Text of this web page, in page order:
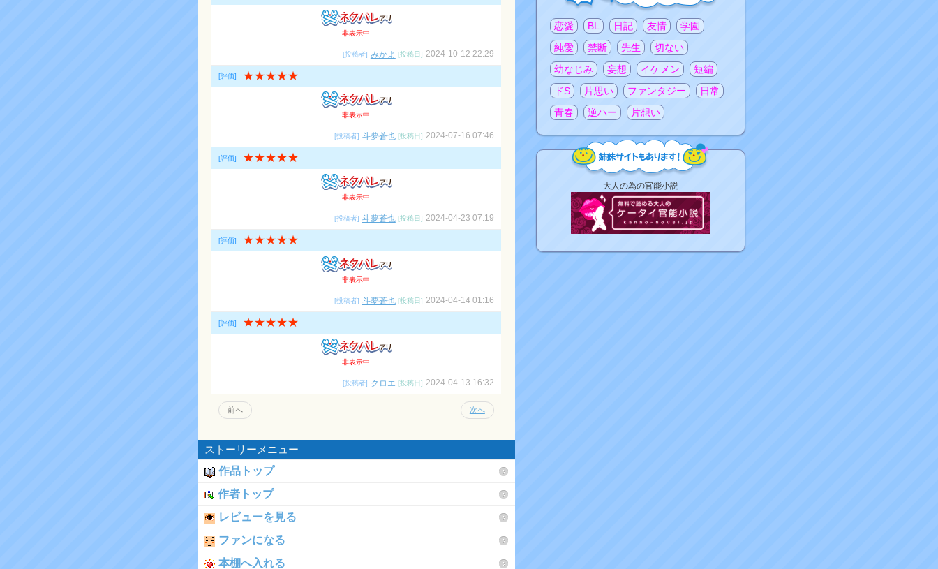
非表示中
[投稿者] みかよ [投稿日] 2024-10-12 22:29
[評価] ★★★★★
非表示中
[投稿者] 斗夢蒼也 [投稿日] 2024-07-16 07:46
[評価] ★★★★★
非表示中
[投稿者] 斗夢蒼也 [投稿日] 2024-04-23 07:19
[評価] ★★★★★
非表示中
[投稿者] 斗夢蒼也 [投稿日] 2024-04-14 01:16
[評価] ★★★★★
非表示中
[投稿者] クロエ [投稿日] 2024-04-13 16:32
前へ 次へ
ストーリーメニュー
作品トップ
作者トップ
レビューを見る
ファンになる
本棚へ入れる
注目のタグ
恋愛 BL 日記 友情
学園
純愛
禁断 先生
切ない
幼なじみ
妄想 イケメン
短編
ドS
片思い ファンタジー
日常
青春
逆ハー 片想い
リ
大人の為の官能小説